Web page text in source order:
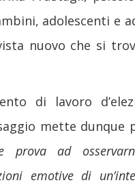
adolescenti e
nuovo che si
di lavoro
mette dunque
prova ad
emotive di